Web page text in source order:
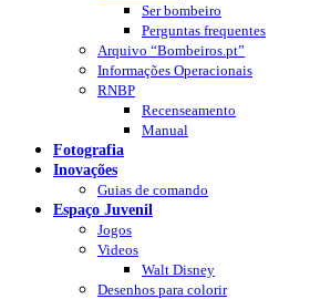
Ser bombeiro
Perguntas frequentes
Arquivo “Bombeiros.pt”
Informações Operacionais
RNBP
Recenseamento
Manual
Fotografia
Inovações
Guias de comando
Espaço Juvenil
Jogos
Videos
Walt Disney
Desenhos para colorir